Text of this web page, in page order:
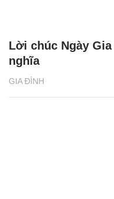
GIA ĐÌNH
Lời chúc Ngày
nghĩa